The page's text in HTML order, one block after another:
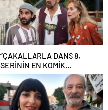
“ÇAKALLARLA DANS 8,
SERİNİN EN KOMİK
FİLMLERİNDEN BİRİ OLUYOR”